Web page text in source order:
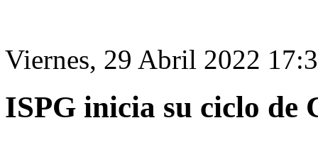
Viernes, 29 Abril 2022
ISPG inicia su ciclo de